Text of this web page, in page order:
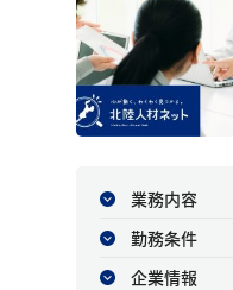
業務内容
勤務条件
企業情報